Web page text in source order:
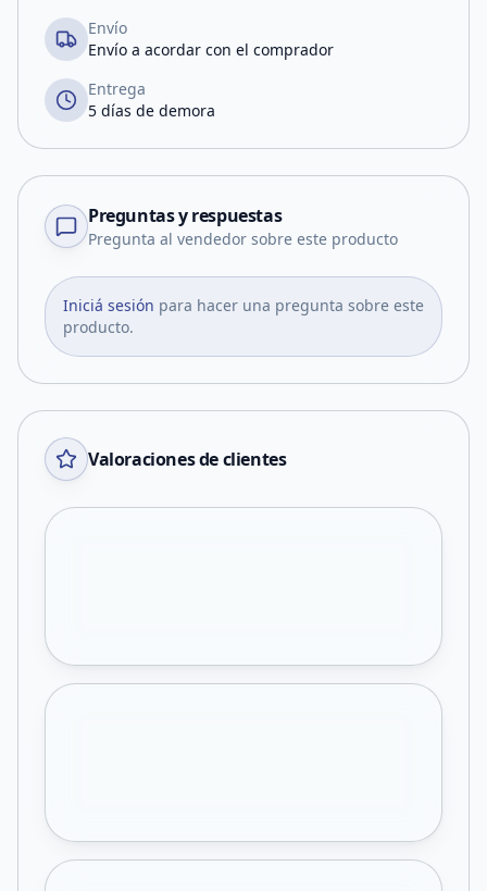
Envío
Envío a acordar con el comprador
Entrega
5 días de demora
Preguntas y respuestas
Pregunta al vendedor sobre este producto
Iniciá sesión para hacer una pregunta sobre este
producto.
Valoraciones de clientes